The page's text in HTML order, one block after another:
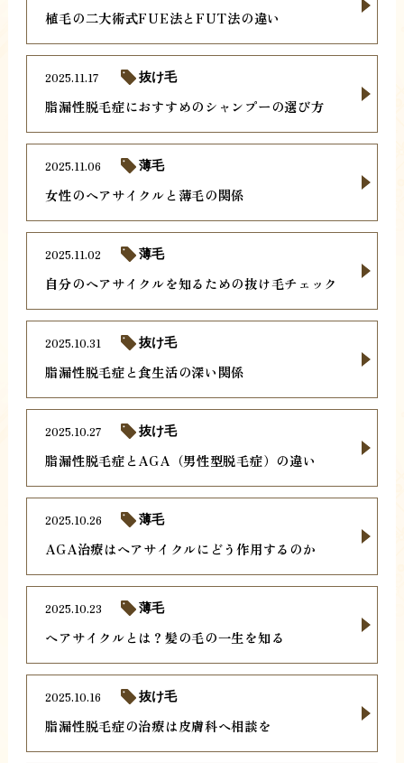
植毛の二大術式FUE法とFUT法の違い
脂漏性脱毛症におすすめのシャンプーの選び方
2025.11.17 抜け毛
女性のヘアサイクルと薄毛の関係
2025.11.06 薄毛
自分のヘアサイクルを知るための抜け毛チェック
2025.11.02 薄毛
脂漏性脱毛症と食生活の深い関係
2025.10.31 抜け毛
脂漏性脱毛症とAGA（男性型脱毛症）の違い
2025.10.27 抜け毛
AGA治療はヘアサイクルにどう作用するのか
2025.10.26 薄毛
ヘアサイクルとは？髪の毛の一生を知る
2025.10.23 薄毛
脂漏性脱毛症の治療は皮膚科へ相談を
2025.10.16 抜け毛